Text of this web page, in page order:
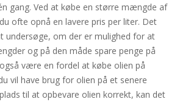
gang. Ved at købe en større mængde af
ofte opnå en lavere pris per liter. Det
undersøge, om der er mulighed for at
og på den måde spare penge på
være en fordel at købe olien på
vil have brug for olien på et senere
til at opbevare olien korrekt, kan det